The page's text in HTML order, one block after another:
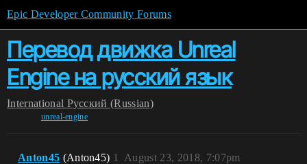
Epic Developer Community Forums
Перевод движка Unreal
Engine на русский язык
International Pусский (Russian)
unreal-engine
Anton45 (Anton45) August 23, 2018, 7:07pm
1